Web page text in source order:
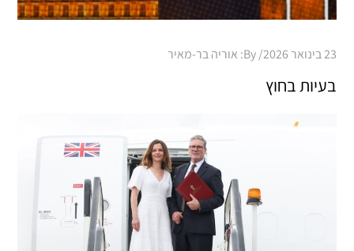
Posted
23 בינואר 2026 By: אוריה בר-מאיר
בעיות בחוץ